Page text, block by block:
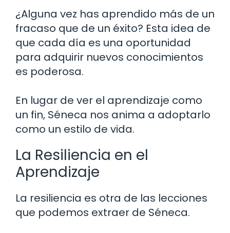
¿Alguna vez has aprendido más de un
fracaso que de un éxito? Esta idea de
que cada día es una oportunidad
para adquirir nuevos conocimientos
es poderosa.
En lugar de ver el aprendizaje como
un fin, Séneca nos anima a adoptarlo
como un estilo de vida.
La Resiliencia en el
Aprendizaje
La resiliencia es otra de las lecciones
que podemos extraer de Séneca.